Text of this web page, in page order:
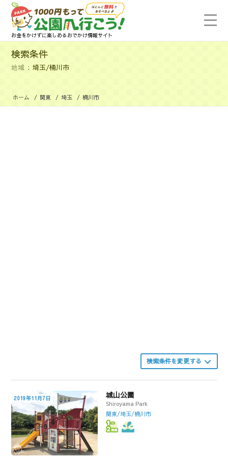
お金をかけずに楽しめるおでかけ情報サイト
検索条件
地域 埼玉/桶川市
ホーム / 関東 / 埼玉 / 桶川市
検索条件を変更する
2019年11月7日 城山公園
Shiroyama Park
関東/埼玉/桶川市